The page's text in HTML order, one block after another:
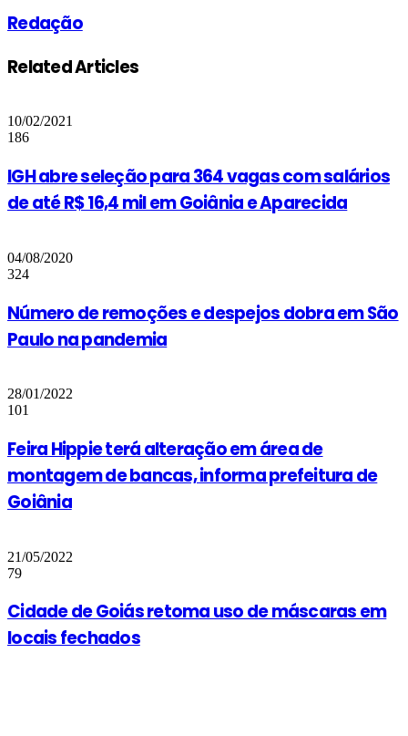
Redação
Related Articles
10/02/2021
186
IGH abre seleção para 364 vagas com salários
de até R$ 16,4 mil em Goiânia e Aparecida
04/08/2020
324
Número de remoções e despejos dobra em São
Paulo na pandemia
28/01/2022
101
Feira Hippie terá alteração em área de
montagem de bancas, informa prefeitura de
Goiânia
21/05/2022
79
Cidade de Goiás retoma uso de máscaras em
locais fechados